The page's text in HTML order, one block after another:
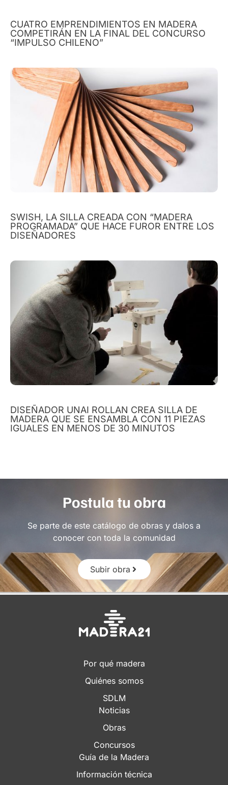
CUATRO EMPRENDIMIENTOS EN MADERA
COMPETIRÁN EN LA FINAL DEL CONCURSO
“IMPULSO CHILENO”
SWISH, LA SILLA CREADA CON “MADERA
PROGRAMADA” QUE HACE FUROR ENTRE LOS
DISEÑADORES
DISEÑADOR UNAI ROLLAN CREA SILLA DE
MADERA QUE SE ENSAMBLA CON 11 PIEZAS
IGUALES EN MENOS DE 30 MINUTOS
Postula tu obra
Se parte de este catálogo de obras y dalos a
conocer con toda la comunidad
Subir obra
Por qué madera
Quiénes somos
SDLM
Noticias
Obras
Concursos
Guía de la Madera
Información técnica